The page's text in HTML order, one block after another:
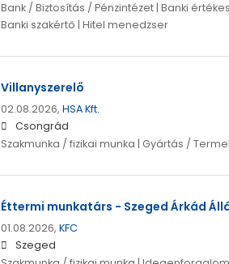
Bank / Biztosítás / Pénzintézet | Banki
Banki szakértő | Hitel menedzser
Villanyszerelő
02.08.2026, HSA Kft.
Csongrád
Szakmunka / fizikai munka | Gyártás /
Éttermi munkatárs - Szeged Árkád
01.08.2026, KFC
Szeged